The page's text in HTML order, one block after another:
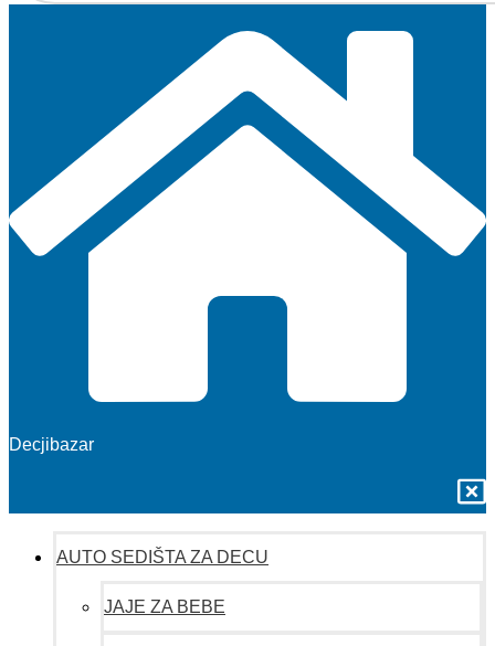
Decjibazar
AUTO SEDIŠTA ZA DECU
JAJE ZA BEBE